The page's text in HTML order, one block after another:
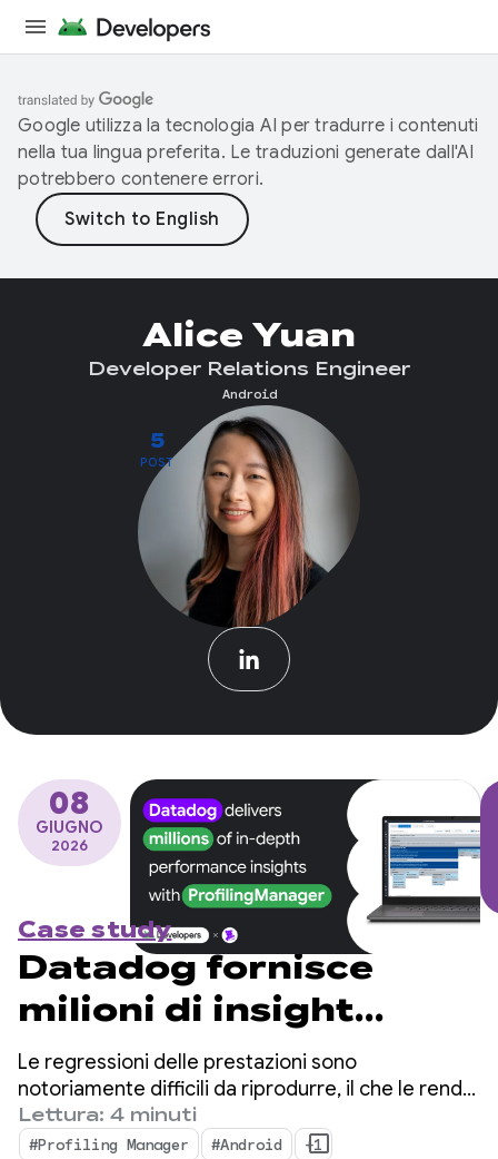
Google utilizza la tecnologia AI per tradurre i contenuti
nella tua lingua preferita. Le traduzioni generate dall'AI
potrebbero contenere errori.
5
POST
Alice Yuan
Developer Relations Engineer
Android
08
GIUGNO
2026
Case study
Datadog fornisce
milioni di insight
approfonditi sul
rendimento con
ProfilingManager
Le regressioni delle prestazioni sono
notoriamente difficili da riprodurre, il che le rende
un enorme collo di bottiglia per gli sviluppatori di
app mobile.
Lettura: 4 minuti
#Profiling Manager #Android +1